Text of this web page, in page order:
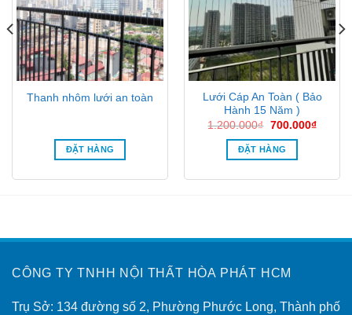
Thanh nhôm lưới an toàn
ĐẶT HÀNG
Lưới Cáp An Toàn ( Bảo
Hành 15 Năm )
1.200.000₫ Giá
là:
1.200.000₫.
700.000₫Giá
ĐẶT HÀNG
CÔNG TY TNHH NỘI THẤT HÒA PHÁT HCM
Trụ Sở: 134 đường số 2, Phường Phước Long, Thành phố